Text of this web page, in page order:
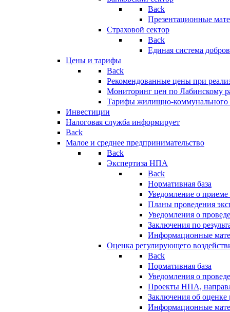
Back
Презентационные
Страховой сектор
Back
Единая система
Цены и тарифы
Back
Рекомендованные цены при
Мониторинг цен по Лабинскому
Тарифы жилищно-коммунального
Инвестиции
Налоговая служба информирует
Back
Малое и среднее предпринимательство
Back
Экспертиза НПА
Back
Нормативная база
Уведомление о
Планы проведения
Уведомления о
Заключения по
Информационные
Оценка регулирующего
Back
Нормативная база
Уведомления о
Проекты НПА,
Заключения об
Информационные